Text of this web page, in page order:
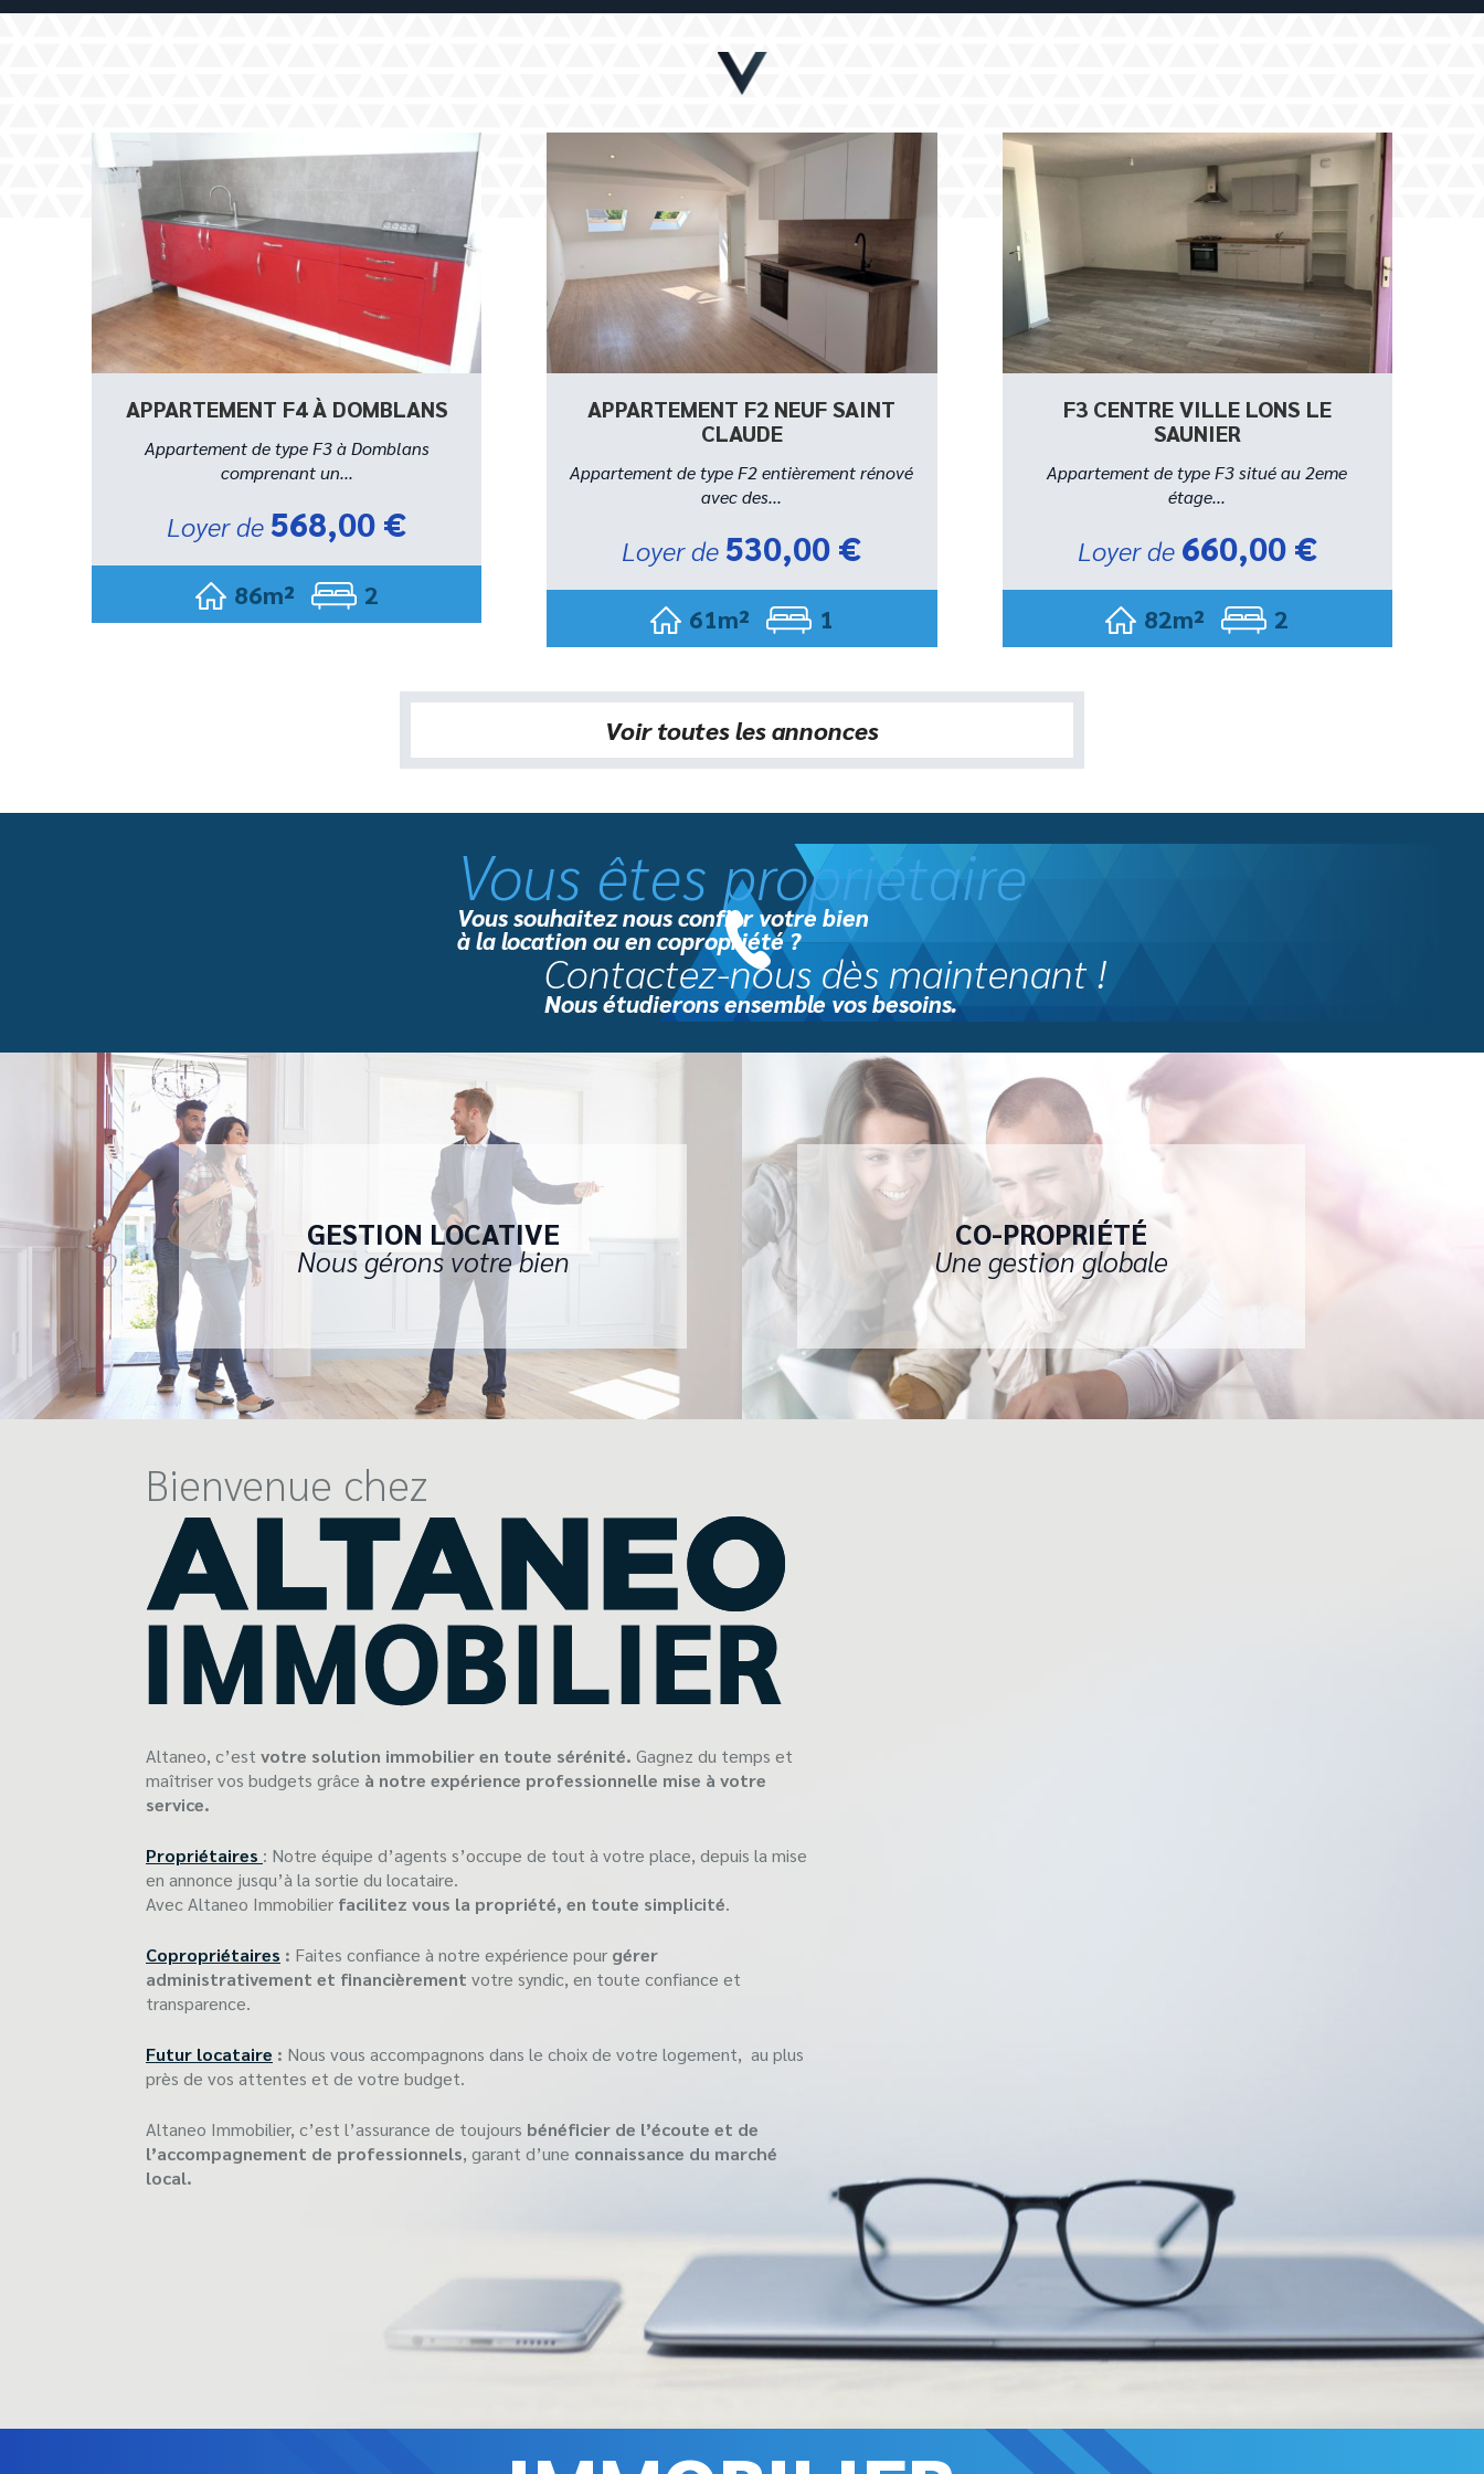
APPARTEMENT F4 À DOMBLANS
Appartement de type F3 à Domblans
comprenant un...
Loyer de 568,00 €
86m² 2
APPARTEMENT F2 NEUF SAINT
CLAUDE
Appartement de type F2 entièrement rénové
avec des...
Loyer de 530,00 €
61m² 1
F3 CENTRE VILLE LONS LE
SAUNIER
Appartement de type F3 situé au 2eme
étage...
Loyer de 660,00 €
82m² 2
Voir toutes les annonces
Vous êtes propriétaire
Vous souhaitez nous confier votre bien
à la location ou en copropriété ?
Contactez-nous dès maintenant !
Nous étudierons ensemble vos besoins.
GESTION LOCATIVE
Nous gérons votre bien
CO-PROPRIÉTÉ
Une gestion globale
Bienvenue chez
Altaneo, c’est votre solution immobilier en toute sérénité. Gagnez du temps et
maîtriser vos budgets grâce à notre expérience professionnelle mise à votre
service.
Propriétaires : Notre équipe d’agents s’occupe de tout à votre place, depuis la mise
en annonce jusqu’à la sortie du locataire.
Avec Altaneo Immobilier facilitez vous la propriété, en toute simplicité.
Copropriétaires : Faites confiance à notre expérience pour gérer
administrativement et financièrement votre syndic, en toute confiance et
transparence.
Futur locataire : Nous vous accompagnons dans le choix de votre logement, au plus
près de vos attentes et de votre budget.
Altaneo Immobilier, c’est l’assurance de toujours bénéficier de l’écoute et de
l’accompagnement de professionnels, garant d’une connaissance du marché
local.